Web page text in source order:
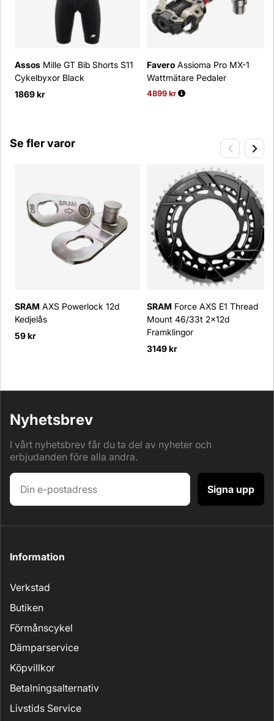
Assos Mille GT Bib Shorts S11
Cykelbyxor Black
1869 kr
Favero Assioma Pro MX-1
Wattmätare Pedaler
4899 kr
Ordinarie pris:
Se fler varor
SRAM AXS Powerlock 12d
Kedjelås
59 kr
SRAM Force AXS E1 Thread
Mount 46/33t 2x12d
Framklingor
3149 kr
Nyhetsbrev
I vårt nyhetsbrev får du ta del av nyheter och
erbjudanden före alla andra.
Signa upp
Information
Verkstad
Butiken
Förmånscykel
Dämparservice
Köpvillkor
Betalningsalternativ
Livstids Service